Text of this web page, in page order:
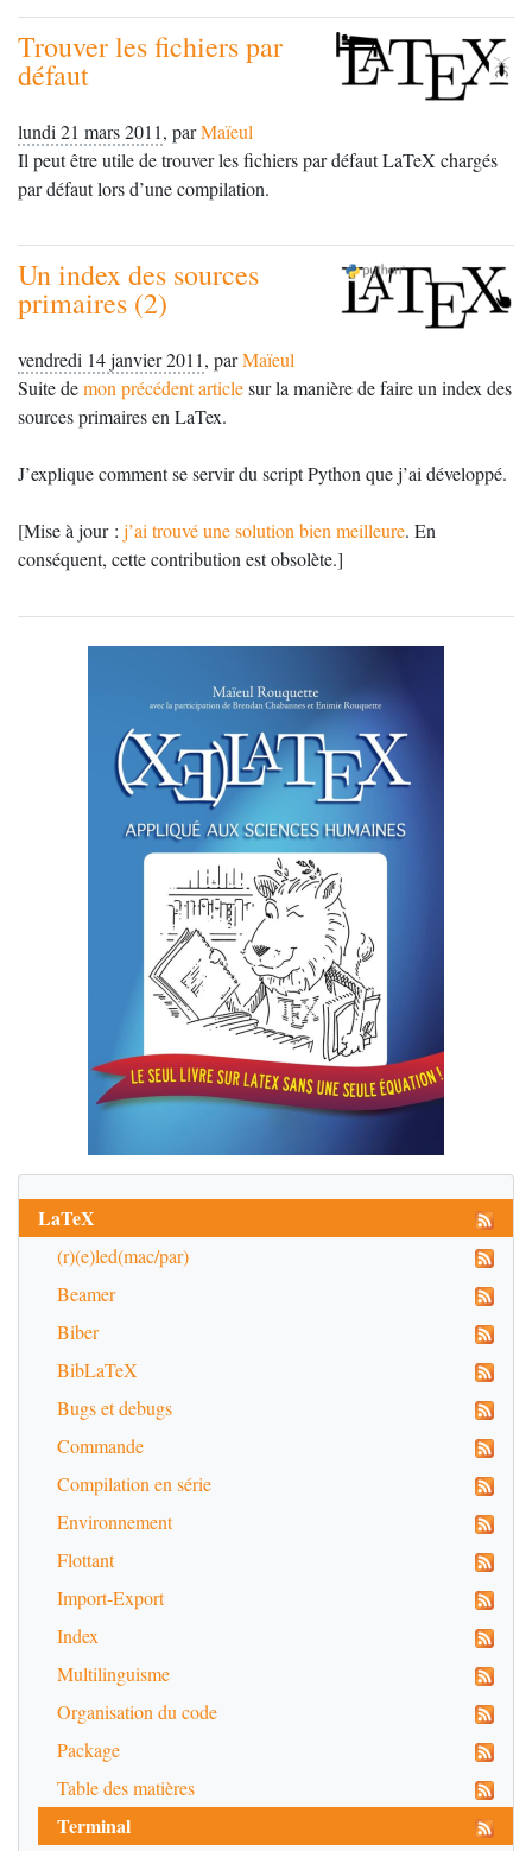
Trouver les fichiers par
défaut
lundi 21 mars 2011, parMaïeul
Il peut être utile de trouver les fichiers par défaut LaTeX chargés
par défaut lors d’une compilation.
Un index des sources
primaires (2)
vendredi 14 janvier 2011, parMaïeul
Suite demon précédent articlesur la manière de faire un index des
sources primaires en LaTex.
J’explique comment se servir du script Python que j’ai développé.
[Mise à jour : j’ai trouvé une solution bien meilleure. En
conséquent, cette contribution est obsolète.]
LaTeX
(r)(e)led(mac/par)
Beamer
Biber
BibLaTeX
Bugs et debugs
Commande
Compilation en série
Environnement
Flottant
Import-Export
Index
Multilinguisme
Organisation du code
Package
Table des matières
Terminal